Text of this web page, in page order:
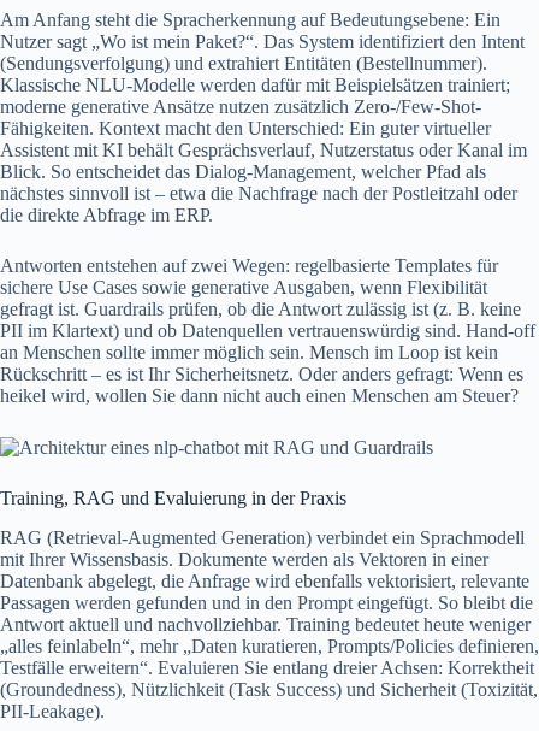
Am Anfang steht die Spracherkennung auf Bedeutungsebene: Ein
Nutzer sagt „Wo ist mein Paket?“. Das System identifiziert den Intent
(Sendungsverfolgung) und extrahiert Entitäten (Bestellnummer).
Klassische NLU-Modelle werden dafür mit Beispielsätzen trainiert;
moderne generative Ansätze nutzen zusätzlich Zero-/Few-Shot-
Fähigkeiten. Kontext macht den Unterschied: Ein guter virtueller
Assistent mit KI behält Gesprächsverlauf, Nutzerstatus oder Kanal im
Blick. So entscheidet das Dialog-Management, welcher Pfad als
nächstes sinnvoll ist – etwa die Nachfrage nach der Postleitzahl oder
die direkte Abfrage im ERP.
Antworten entstehen auf zwei Wegen: regelbasierte Templates für
sichere Use Cases sowie generative Ausgaben, wenn Flexibilität
gefragt ist. Guardrails prüfen, ob die Antwort zulässig ist (z. B. keine
PII im Klartext) und ob Datenquellen vertrauenswürdig sind. Hand‑off
an Menschen sollte immer möglich sein. Mensch im Loop ist kein
Rückschritt – es ist Ihr Sicherheitsnetz. Oder anders gefragt: Wenn es
heikel wird, wollen Sie dann nicht auch einen Menschen am Steuer?
Training, RAG und Evaluierung in der Praxis
RAG (Retrieval-Augmented Generation) verbindet ein Sprachmodell
mit Ihrer Wissensbasis. Dokumente werden als Vektoren in einer
Datenbank abgelegt, die Anfrage wird ebenfalls vektorisiert, relevante
Passagen werden gefunden und in den Prompt eingefügt. So bleibt die
Antwort aktuell und nachvollziehbar. Training bedeutet heute weniger
„alles feinlabeln“, mehr „Daten kuratieren, Prompts/Policies definieren,
Testfälle erweitern“. Evaluieren Sie entlang dreier Achsen: Korrektheit
(Groundedness), Nützlichkeit (Task Success) und Sicherheit (Toxizität,
PII-Leakage).